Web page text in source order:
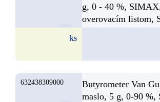
g, 0 - 40 %,
overovacím listom,
ks
632438309000
Butyrometer Van
maslo, 5 g, 0-90